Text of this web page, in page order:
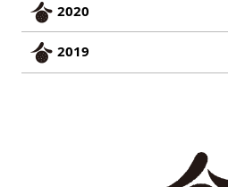
2020
2019